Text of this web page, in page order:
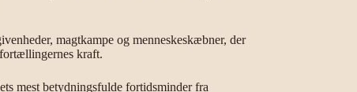
magtkampe og menneskeskæbner, der
kraft.
mest betydningsfulde fortidsminder fra